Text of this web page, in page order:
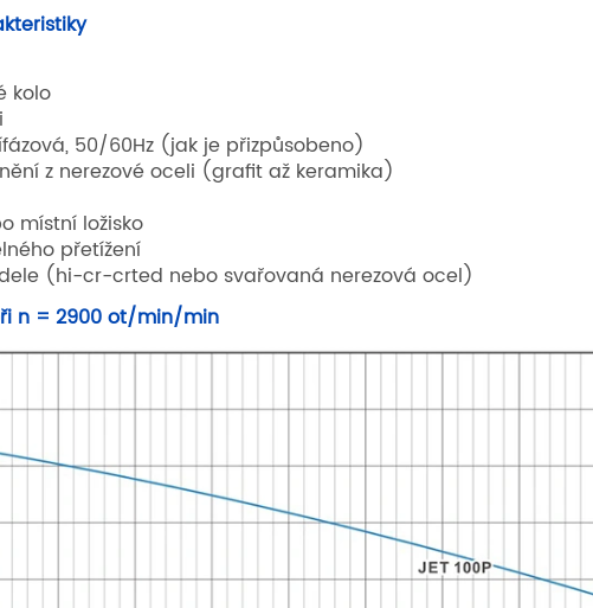
kolo
50/60Hz (jak je přizpůsobeno)
z nerezové oceli (grafit až keramika)
místní ložisko
přetížení
(hi-cr-crted nebo svařovaná nerezová ocel)
n = 2900 ot/min/min